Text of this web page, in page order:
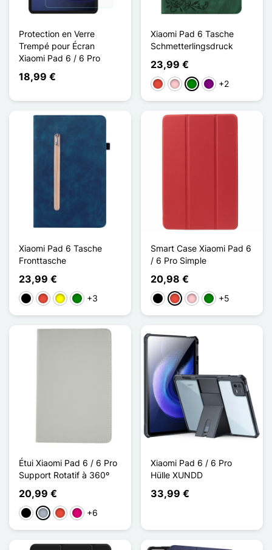
Protection en Verre
Trempé pour Écran
Xiaomi Pad 6 / 6 Pro
18,99 €
Xiaomi Pad 6 Tasche
Schmetterlingsdruck
23,99 €
Rot PinkGrünViolett
+2
Xiaomi Pad 6 Tasche
Fronttasche
23,99 €
Schwarz
Rot GelbGrün+3
Smart Case Xiaomi Pad 6
/ 6 Pro Simple
20,98 €
Schwarz
Rot PinkGrün+5
Étui Xiaomi Pad 6 / 6 Pro
Support Rotatif à 360º
20,99 €
Schwarz
GrauRot Magenta
+6
Xiaomi Pad 6 / 6 Pro
Hülle XUNDD
33,99 €